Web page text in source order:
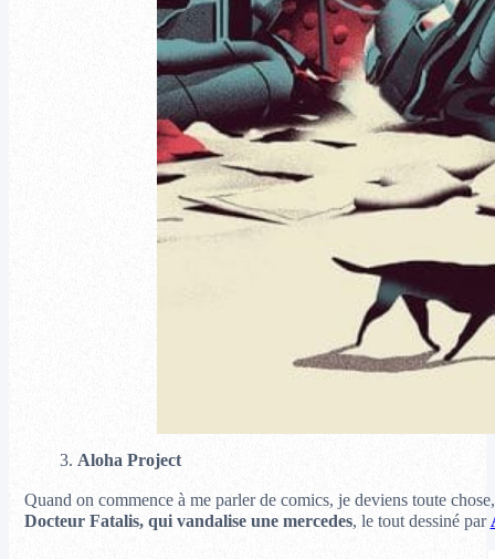
3. Aloha Project
Quand on commence à me parler de comics, je deviens toute
Docteur Fatalis, qui vandalise une mercedes, le tout dessiné par